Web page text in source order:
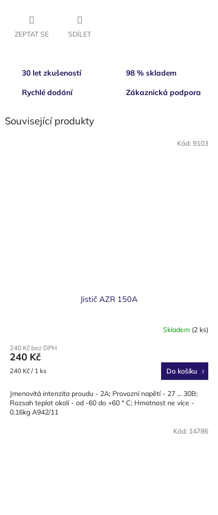
ZEPTAT SE SDÍLET
30 let zkušeností 98 % skladem
Rychlé dodání Zákaznická podpora
Související produkty
Jistič AZR 150A
Skladem (2 ks)
240 Kč bez DPH
240 Kč
Měrná
240 Kč / 1 ks Do košíku
Jmenovitá intenzita proudu - 2A; Provozní napětí - 27 ... 30B;
Rozsah teplot okolí - od -60 do +60 ° C; Hmotnost ne více -
0,16kg A942/11
Kód: 9103
Kód: 14786